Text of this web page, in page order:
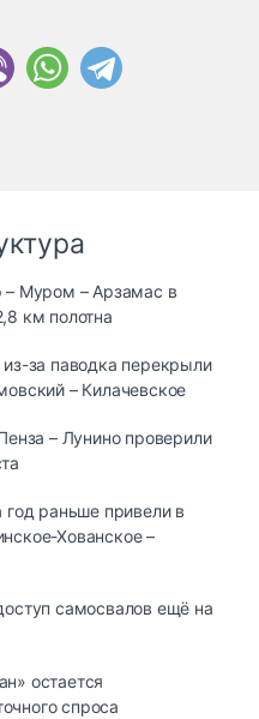
– Муром – Арзамас в
км полотна
за паводка перекрыли
– Килачевское
– Лунино проверили
год раньше привели в
Хованское –
самосвалов ещё на
остается
спроса